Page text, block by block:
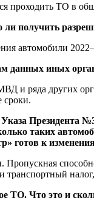
проходить ТО в
получить
автомобили
данных иных
и ряда других
сроки.
Президента
таких
готов к
транспортный
ТО. Что это и